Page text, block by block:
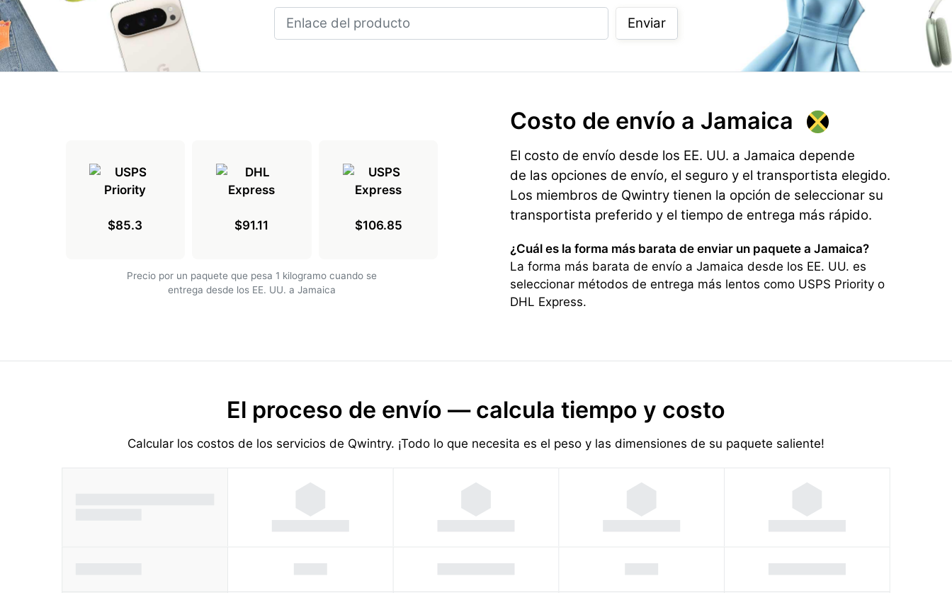
Enviar
Costo de envío a Jamaica
El costo de envío desde los EE. UU. a Jamaica depende
de las opciones de envío, el seguro y el transportista elegido.
Los miembros de Qwintry tienen la opción de seleccionar su
transportista preferido y el tiempo de entrega más rápido.
¿Cuál es la forma más barata de enviar un paquete a Jamaica?
La forma más barata de envío a Jamaica desde los EE. UU. es
seleccionar métodos de entrega más lentos como USPS Priority o
DHL Express.
$85.3 $91.11 $106.85
Precio por un paquete que pesa 1 kilogramo cuando se
entrega desde los EE. UU. a Jamaica
El proceso de envío — calcula tiempo y costo
Calcular los costos de los servicios de Qwintry. ¡Todo lo que necesita es el peso y las dimensiones de su paquete saliente!